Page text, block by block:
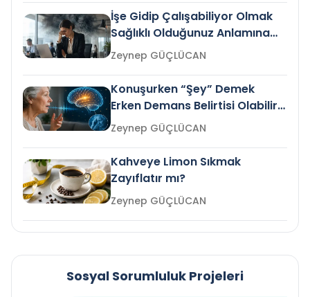
İşe Gidip Çalışabiliyor Olmak
Sağlıklı Olduğunuz Anlamına
Gelir mi?Zeynep GÜÇLÜCAN
Konuşurken “Şey” Demek
Erken Demans Belirtisi Olabilir
mi?
Zeynep GÜÇLÜCAN
Kahveye Limon Sıkmak
Zayıflatır mı?
Zeynep GÜÇLÜCAN
Sosyal Sorumluluk Projeleri